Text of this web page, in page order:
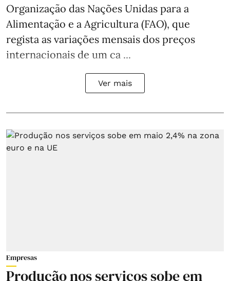
Organização das Nações Unidas para a
Alimentação e a Agricultura (FAO), que
regista as variações mensais dos preços
internacionais de um ca ...
Ver mais
Empresas
Produção nos serviços sobe em